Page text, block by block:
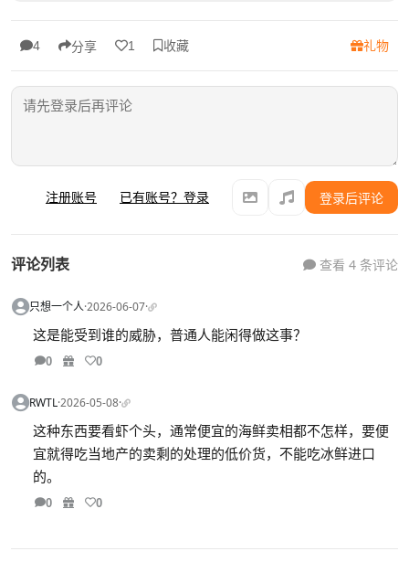
4 分享 1 收藏 礼物
注册账号 已有账号？登录 登录后评论
评论列表 查看 4 条评论
只想一个人·2026-06-07·
这是能受到谁的威胁，普通人能闲得做这事？
0 0
RWTL·2026-05-08·
这种东西要看虾个头，通常便宜的海鲜卖相都不怎样，要便
宜就得吃当地产的卖剩的处理的低价货，不能吃冰鲜进口
的。
0 0